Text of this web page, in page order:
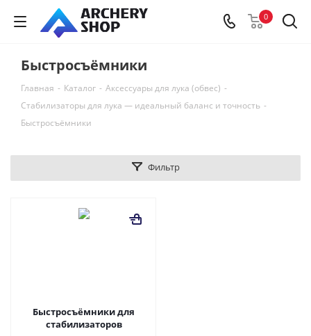
0
Быстросъёмники
Главная - Каталог - Аксессуары для лука (обвес) -
Стабилизаторы для лука — идеальный баланс и точность -
Быстросъёмники
Фильтр
Быстросъёмники для
стабилизаторов